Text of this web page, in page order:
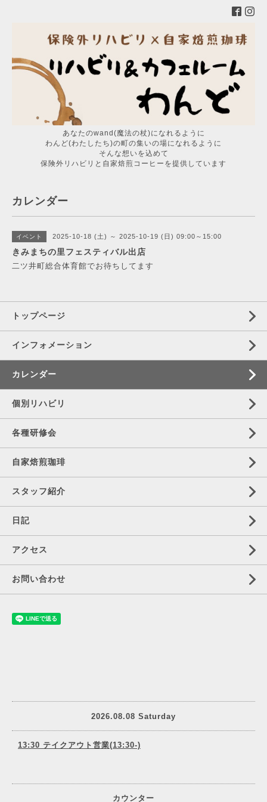
あなたのwand(魔法の杖)になれるように
わんど(わたしたち)の町の集いの場になれるように
そんな想いを込めて
保険外リハビリと自家焙煎コーヒーを提供しています
カレンダー
イベント 2025-10-18 (土) ～ 2025-10-19 (日) 09:00～15:00
きみまちの里フェスティバル出店
二ツ井町総合体育館でお待ちしてます
トップページ
インフォメーション
カレンダー
個別リハビリ
各種研修会
自家焙煎珈琲
スタッフ紹介
日記
アクセス
お問い合わせ
2026.08.08 Saturday
13:30 テイクアウト営業(13:30-)
カウンター